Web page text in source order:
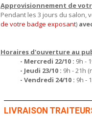
Approvisionnement de
Pendant les 3 jours du salon,
de votre badge exposant)
Horaires d'ouverture au
- Mercredi 22/10 : 9h -
- Jeudi 23/10 : 9h - 21h
- Vendredi 24/10 : 9h -
LIVRAISON